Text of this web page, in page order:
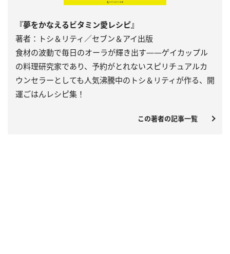
『夢をかなえるビタミン愛レシピ』
著者：トシ＆リティ／セブン＆アイ出版
食材の波動で毎日のオーラが輝き出す――ゲイカップル
の料理研究家であり、予約がとれないスピリチュアルカ
ウンセラーとしても人気沸騰中のトシ＆リティが作る、開
運ごはんレシピ集！
この著者の記事一覧